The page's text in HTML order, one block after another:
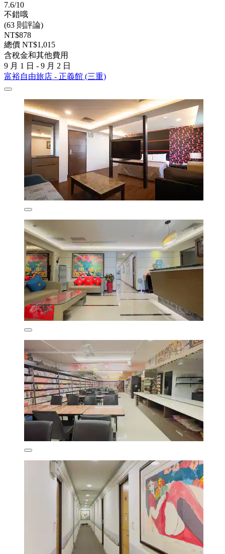
7.6/10
不錯哦
(63 則評論)
NT$878
總價 NT$1,015
含稅金和其他費用
9 月 1 日 - 9 月 2 日
富裕自由旅店 - 正義館 (三重)